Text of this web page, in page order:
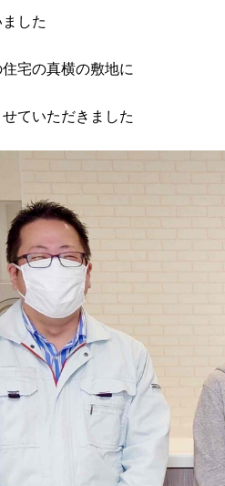
した
宅の真横の敷地に
ていただきました